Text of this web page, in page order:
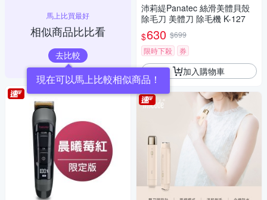
馬上比買最好
相似商品比比看
去比較
現在可以馬上比較相似商品！
沛莉緹Panatec 絲滑美體貝殼
除毛刀 美體刀 除毛機 K-127
$630 $699
限時下殺
券
加入購物車